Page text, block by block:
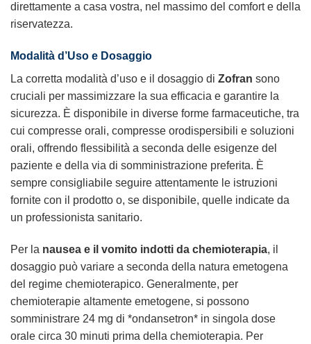
direttamente a casa vostra, nel massimo del comfort e della
riservatezza.
Modalità d’Uso e Dosaggio
La corretta modalità d’uso e il dosaggio di Zofran sono
cruciali per massimizzare la sua efficacia e garantire la
sicurezza. È disponibile in diverse forme farmaceutiche, tra
cui compresse orali, compresse orodispersibili e soluzioni
orali, offrendo flessibilità a seconda delle esigenze del
paziente e della via di somministrazione preferita. È
sempre consigliabile seguire attentamente le istruzioni
fornite con il prodotto o, se disponibile, quelle indicate da
un professionista sanitario.
Per la nausea e il vomito indotti da chemioterapia, il
dosaggio può variare a seconda della natura emetogena
del regime chemioterapico. Generalmente, per
chemioterapie altamente emetogene, si possono
somministrare 24 mg di *ondansetron* in singola dose
orale circa 30 minuti prima della chemioterapia. Per